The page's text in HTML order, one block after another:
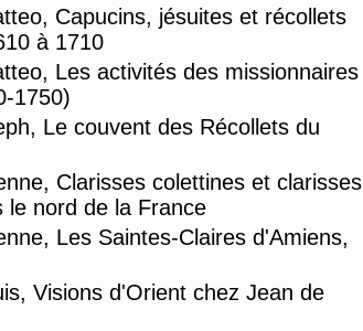
Capucins, jésuites et récollets
à 1710
Les activités des missionnaires
1750)
Le couvent des Récollets du
Clarisses colettines et clarisses
le nord de la France
Les Saintes-Claires d'Amiens,
Visions d'Orient chez Jean de